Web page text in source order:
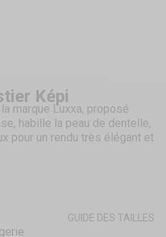
Képi
marque Luxxa, proposé
habille la peau de dentelle,
pour un rendu très élégant et
GUIDE DES TAILLES